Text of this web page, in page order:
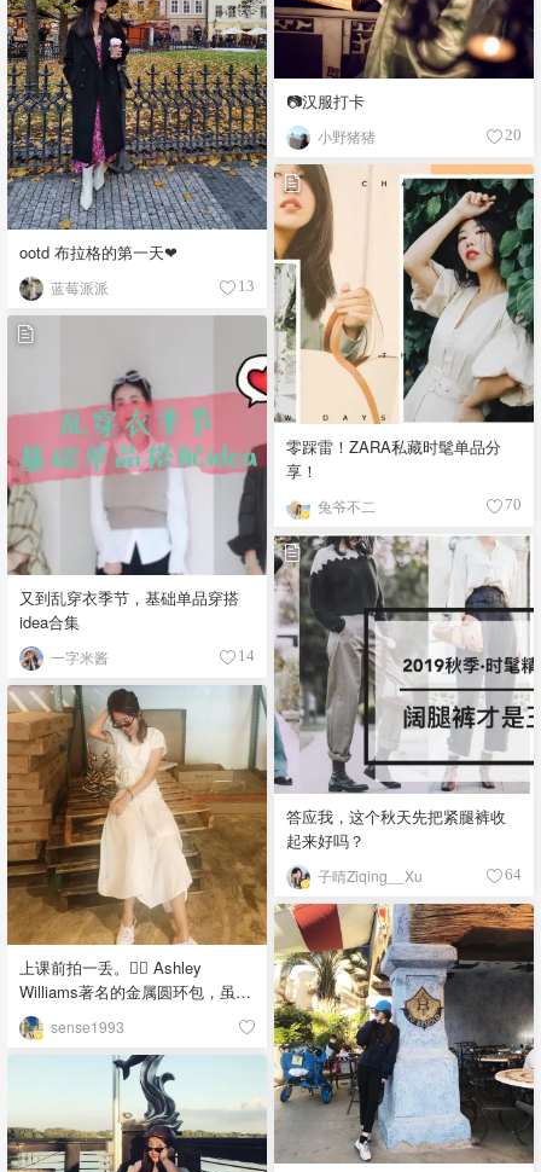
📷汉服打卡
小野猪猪 20
ootd 布拉格的第一天❤
蓝莓派派 13
零踩雷！ZARA私藏时髦单品分
享！
兔爷不二 70
又到乱穿衣季节，基础单品穿搭
idea合集
一字米酱 14
答应我，这个秋天先把紧腿裤收
起来好吗？
子晴Ziqing__Xu 64
上课前拍一丢。🧟‍♀️ Ashley
Williams著名的金属圆环包，虽然
查理她们都觉得不好看，但是我
好喜欢啊啊啊。动物纹路正是这
一季的焦点🖤「该晒货来自
@sense1993-北美省钱快报，版
权归原作者所有」
sense1993